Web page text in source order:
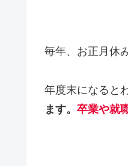
毎年、お正月休
年度末になると
ます。 卒業や就